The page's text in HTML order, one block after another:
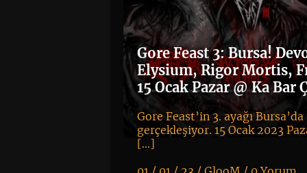
Gore Feast 3: Bursa!
Elysium, Rigor Mortis,
15 Ocak Pazar @ Ka Bar
Gore Feast’in 3. ayağı Bursa’da
gerçekleşiyor. 15 Ocak 2023
[…]